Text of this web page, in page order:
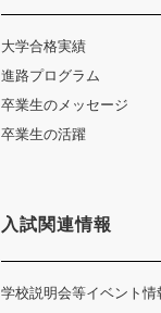
大学合格実績
進路プログラム
卒業生のメッセージ
卒業生の活躍
入試関連情報
学校説明会等イベント情